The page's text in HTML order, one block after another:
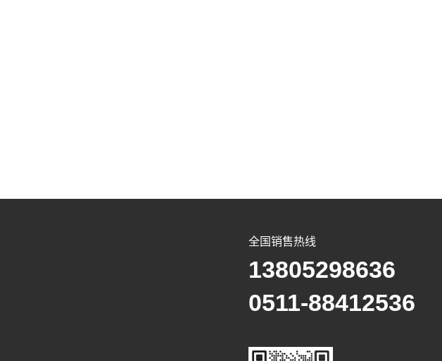
全国销售热线
13805298636
0511-88412536